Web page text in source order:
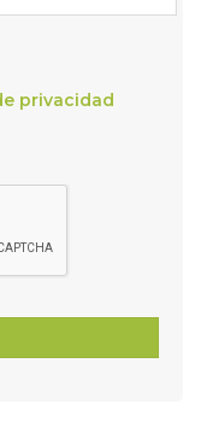
privacidad